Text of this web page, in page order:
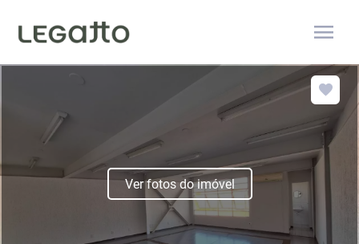
menu
Ver fotos do imóvel